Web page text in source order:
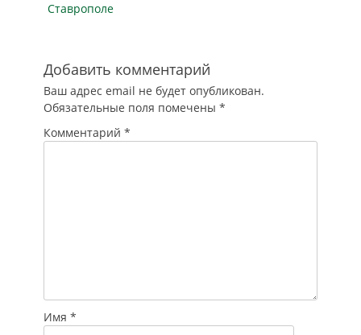
Ставрополе
Добавить комментарий
Ваш адрес email не будет опубликован.
Обязательные поля помечены *
Комментарий *
Имя *